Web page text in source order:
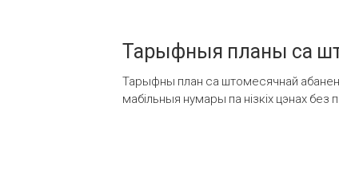
Тарыфныя планы са
Тарыфны план са штомесячнай
мабільныя нумары па нізкіх цэнах